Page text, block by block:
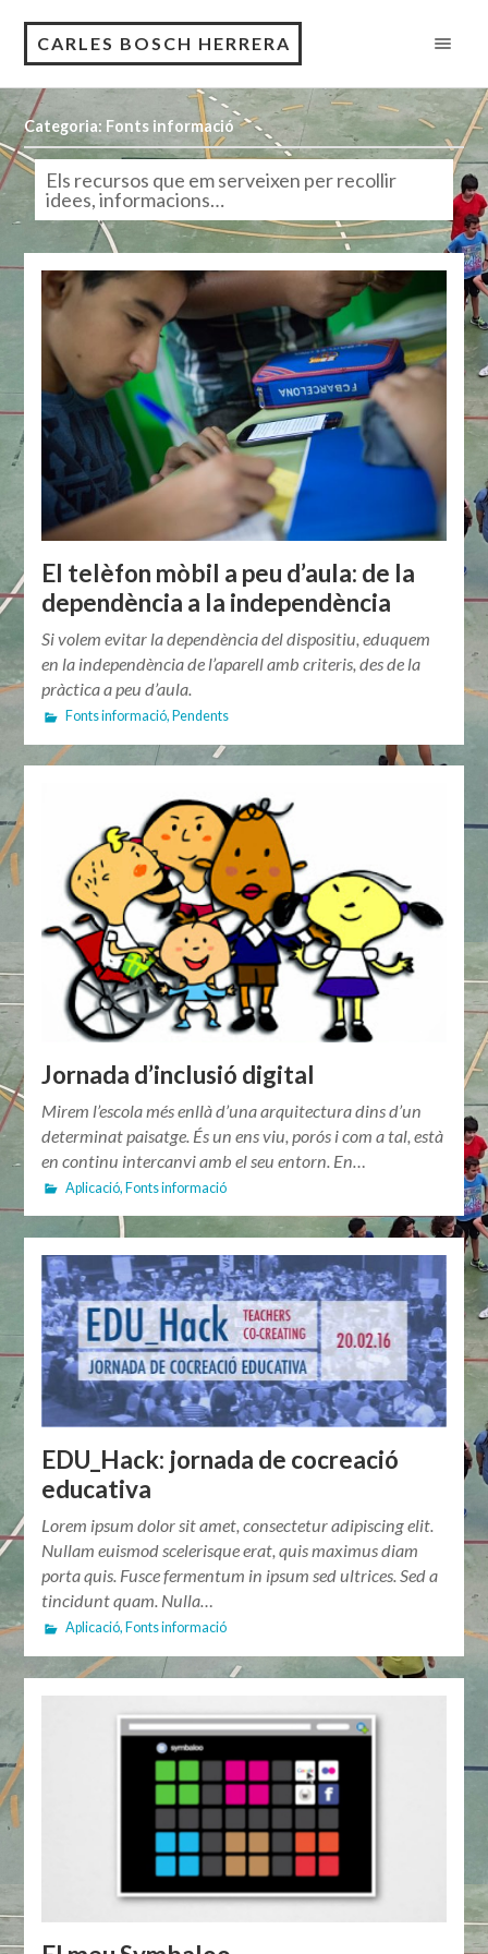
CARLES BOSCH HERRERA
Categoria: Fonts informació
Els recursos que em serveixen per recollir
idees, informacions…
El telèfon mòbil a peu d’aula: de la
dependència a la independència
Si volem evitar la dependència del dispositiu, eduquem
en la independència de l’aparell amb criteris, des de la
pràctica a peu d’aula.
Fonts informació, Pendents
Jornada d’inclusió digital
Mirem l’escola més enllà d’una arquitectura dins d’un
determinat paisatge. És un ens viu, porós i com a tal, està
en continu intercanvi amb el seu entorn. En…
Aplicació, Fonts informació
EDU_Hack: jornada de cocreació
educativa
Lorem ipsum dolor sit amet, consectetur adipiscing elit.
Nullam euismod scelerisque erat, quis maximus diam
porta quis. Fusce fermentum in ipsum sed ultrices. Sed a
tincidunt quam. Nulla…
Aplicació, Fonts informació